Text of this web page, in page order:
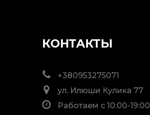
КОНТАКТЫ
+380953275071
ул. Илюши Кулика 77
Работаем с 10:00-19:00